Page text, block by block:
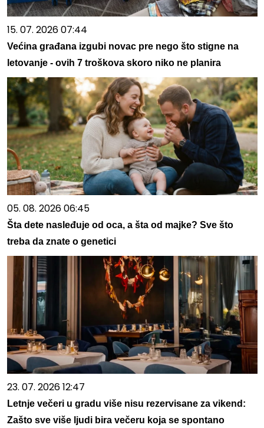
15. 07. 2026 07:44
Većina građana izgubi novac pre nego što stigne na
letovanje - ovih 7 troškova skoro niko ne planira
05. 08. 2026 06:45
Šta dete nasleđuje od oca, a šta od majke? Sve što
treba da znate o genetici
23. 07. 2026 12:47
Letnje večeri u gradu više nisu rezervisane za vikend:
Zašto sve više ljudi bira večeru koja se spontano